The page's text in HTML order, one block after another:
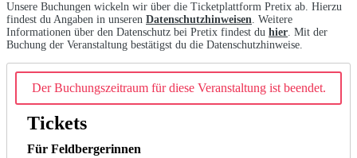
Unsere Buchungen wickeln wir über die Ticketplattform Pretix ab. Hierzu
findest du Angaben in unseren Datenschutzhinweisen. Weitere
Informationen über den Datenschutz bei Pretix findest du hier. Mit der
Buchung der Veranstaltung bestätigst du die Datenschutzhinweise.
Der Buchungszeitraum für diese Veranstaltung ist beendet.
Tickets
Für Feldbergerinnen